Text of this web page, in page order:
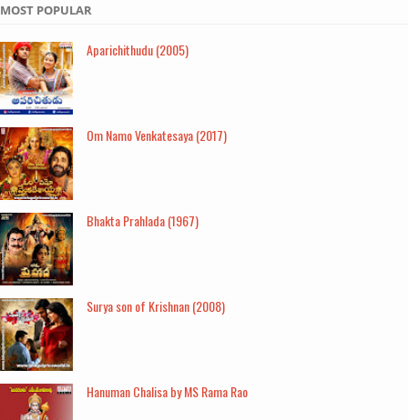
MOST POPULAR
Aparichithudu (2005)
Om Namo Venkatesaya (2017)
Bhakta Prahlada (1967)
Surya son of Krishnan (2008)
Hanuman Chalisa by MS Rama Rao